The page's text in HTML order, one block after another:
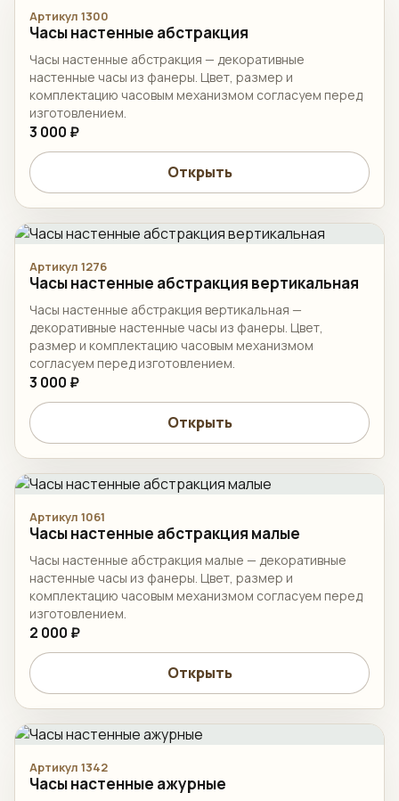
Артикул 1300
Часы настенные абстракция
Часы настенные абстракция — декоративные
настенные часы из фанеры. Цвет, размер и
комплектацию часовым механизмом согласуем перед
изготовлением.
3 000 ₽
Открыть
Артикул 1276
Часы настенные абстракция вертикальная
Часы настенные абстракция вертикальная —
декоративные настенные часы из фанеры. Цвет,
размер и комплектацию часовым механизмом
согласуем перед изготовлением.
3 000 ₽
Открыть
Артикул 1061
Часы настенные абстракция малые
Часы настенные абстракция малые — декоративные
настенные часы из фанеры. Цвет, размер и
комплектацию часовым механизмом согласуем перед
изготовлением.
2 000 ₽
Открыть
Артикул 1342
Часы настенные ажурные